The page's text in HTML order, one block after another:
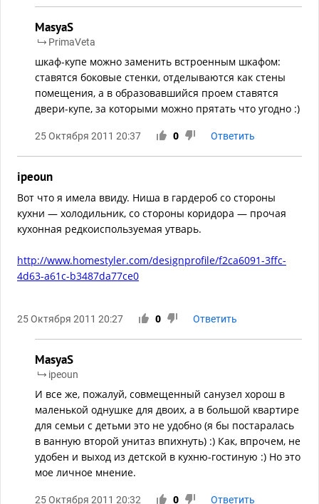
MasyaS
PrimaVeta
шкаф-купе можно заменить встроенным шкафом:
ставятся боковые стенки, отделываются как стены
помещения, а в образовавшийся проем ставятся
двери-купе, за которыми можно прятать что угодно :)
25 Октября 2011 20:37 0 Ответить
ipeoun
Вот что я имела ввиду. Ниша в гардероб со стороны
кухни — холодильник, со стороны коридора — прочая
кухонная редкоиспользуемая утварь.
http://www.homestyler.com/designprofile/f2ca6091-3ffc-
4d63-a61c-b3487da77ce0
25 Октября 2011 20:27 0 Ответить
MasyaS
ipeoun
И все же, пожалуй, совмещенный санузел хорош в
маленькой однушке для двоих, а в большой квартире
для семьи с детьми это не удобно (я бы постаралась
в ванную второй унитаз впихнуть) :) Как, впрочем, не
удобен и выход из детской в кухню-гостиную :) Но это
мое личное мнение.
25 Октября 2011 20:32 0 Ответить